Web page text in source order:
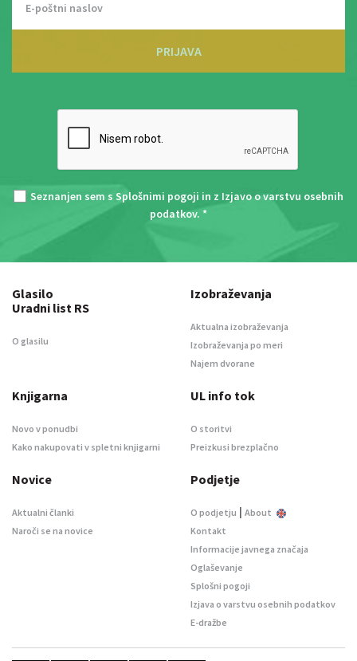
PRIJAVA
Seznanjen sem s Splošnimi pogoji in z Izjavo o varstvu osebnih
podatkov. *
Glasilo
Uradni list RS
O glasilu
Izobraževanja
Aktualna izobraževanja
Izobraževanja po meri
Najem dvorane
Knjigarna
Novo v ponudbi
Kako nakupovati v spletni knjigarni
UL info tok
O storitvi
Preizkusi brezplačno
Novice
Aktualni članki
Naroči se na novice
Podjetje
O podjetju | About
Kontakt
Informacije javnega značaja
Oglaševanje
Splošni pogoji
Izjava o varstvu osebnih podatkov
E-dražbe